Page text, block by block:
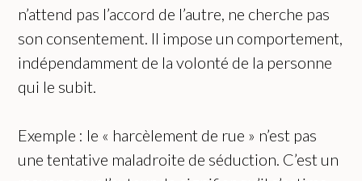
n’attend pas l’accord de l’autre, ne cherche pas
son consentement. Il impose un comportement,
indépendamment de la volonté de la personne
qui le subit.
Exemple : le « harcèlement de rue » n’est pas
une tentative maladroite de séduction. C’est un